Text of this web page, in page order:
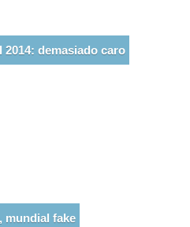
2014: demasiado caro
mundial fake